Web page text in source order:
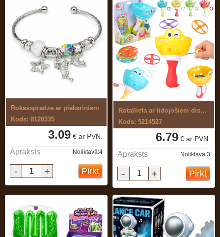
Rokassprādze ar piekariņiem
Kods: 8120335
3.09 € ar PVN.
Apraksts Noliktavā:4
- + Pirkt
Rotaļlieta ar lidojošiem diskiem
Kods: 5214527
6.79 € ar PVN.
Apraksts Noliktavā:3
- + Pirkt